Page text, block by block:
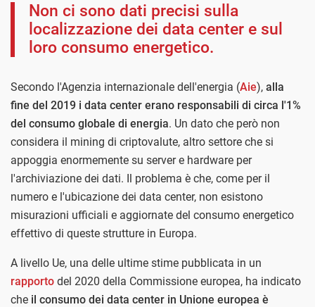
Non ci sono dati precisi sulla
localizzazione dei data center e sul
loro consumo energetico.
Secondo l'Agenzia internazionale dell'energia (Aie), alla
fine del 2019 i data center erano responsabili di circa l'1%
del consumo globale di energia. Un dato che però non
considera il mining di criptovalute, altro settore che si
appoggia enormemente su server e hardware per
l'archiviazione dei dati. Il problema è che, come per il
numero e l'ubicazione dei data center, non esistono
misurazioni ufficiali e aggiornate del consumo energetico
effettivo di queste strutture in Europa.
A livello Ue, una delle ultime stime pubblicata in un
rapporto del 2020 della Commissione europea, ha indicato
che il consumo dei data center in Unione europea è